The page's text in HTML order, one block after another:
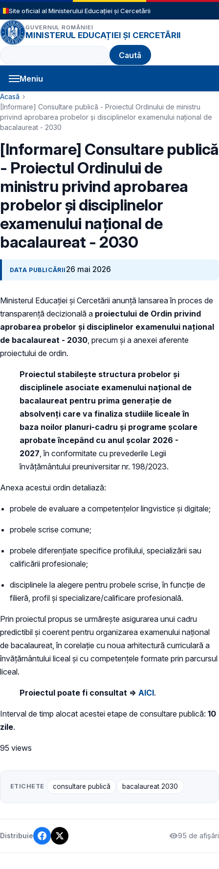
Sari la conținutul principal
Site oficial al Ministerului Educației și Cercetării
GUVERNUL ROMÂNIEI
MINISTERUL EDUCAȚIEI ȘI CERCETĂRII
Caută
Meniu
Navigație principală
Cale de navigare
Acasă
[Informare] Consultare publică - Proiectul Ordinului de ministru
privind aprobarea probelor și disciplinelor examenului național de
bacalaureat - 2030
[Informare] Consultare publică
- Proiectul Ordinului de
ministru privind aprobarea
probelor și disciplinelor
examenului național de
bacalaureat - 2030
DATA PUBLICĂRII 26 mai 2026
Ministerul Educației și Cercetării anunță lansarea în proces de
transparență decizională a proiectului de Ordin privind
aprobarea probelor și disciplinelor examenului național
de bacalaureat - 2030 , precum și a anexei aferente
proiectului de ordin.
Proiectul stabilește structura probelor și
disciplinele asociate examenului național de
bacalaureat pentru prima generație de
absolvenți care va finaliza studiile liceale în
baza noilor planuri-cadru și programe școlare
aprobate începând cu anul școlar 2026 -
2027 , în conformitate cu prevederile Legii
învățământului preuniversitar nr. 198/2023.
Anexa acestui ordin detaliază:
probele de evaluare a competențelor lingvistice și digitale;
probele scrise comune;
probele diferențiate specifice profilului, specializării sau
calificării profesionale;
disciplinele la alegere pentru probele scrise, în funcție de
filieră, profil și specializare/calificare profesională.
Prin proiectul propus se urmărește asigurarea unui cadru
predictibil și coerent pentru organizarea examenului național
de bacalaureat, în corelație cu noua arhitectură curriculară a
învățământului liceal și cu competențele formate prin parcursul
liceal.
Proiectul poate fi consultat ⇒ AICI.
Interval de timp alocat acestei etape de consultare publică: 10
zile.
95 views
ETICHETE consultare publică bacalaureat 2030
Distribuie 95 de afișări